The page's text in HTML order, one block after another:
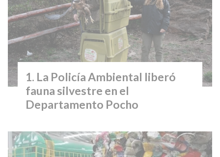
La Policía Ambiental liberó
fauna silvestre en el
Departamento Pocho